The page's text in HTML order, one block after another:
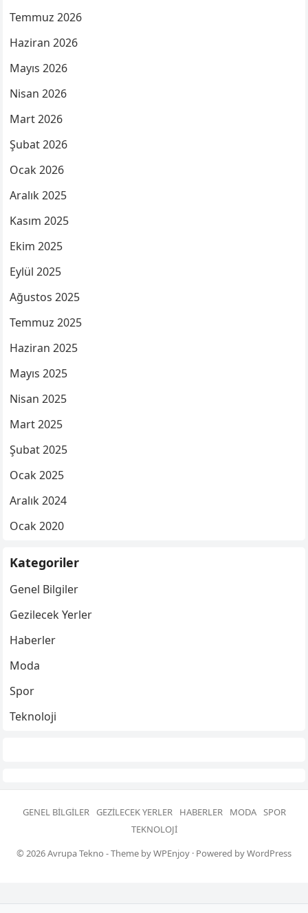
Temmuz 2026
Haziran 2026
Mayıs 2026
Nisan 2026
Mart 2026
Şubat 2026
Ocak 2026
Aralık 2025
Kasım 2025
Ekim 2025
Eylül 2025
Ağustos 2025
Temmuz 2025
Haziran 2025
Mayıs 2025
Nisan 2025
Mart 2025
Şubat 2025
Ocak 2025
Aralık 2024
Ocak 2020
Kategoriler
Genel Bilgiler
Gezilecek Yerler
Haberler
Moda
Spor
Teknoloji
GENEL BILGILER GEZILECEK YERLER HABERLER MODA SPOR
TEKNOLOJI
© 2026Avrupa Tekno - Theme byWPEnjoy · Powered byWordPress